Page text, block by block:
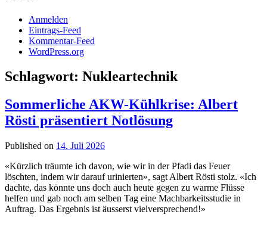
Anmelden
Eintrags-Feed
Kommentar-Feed
WordPress.org
Schlagwort: Nukleartechnik
Sommerliche AKW-Kühlkrise: Albert
Rösti präsentiert Notlösung
Published on 14. Juli 2026
«Kürzlich träumte ich davon, wie wir in der Pfadi das Feuer
löschten, indem wir darauf urinierten», sagt Albert Rösti stolz. «Ich
dachte, das könnte uns doch auch heute gegen zu warme Flüsse
helfen und gab noch am selben Tag eine Machbarkeitsstudie in
Auftrag. Das Ergebnis ist äusserst vielversprechend!»